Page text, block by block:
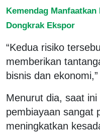
Kemendag
Dongkrak Ekspor
“Kedua risiko
memberikan
bisnis dan
Menurut dia, saat
pembiayaan sangat
meningkatkan